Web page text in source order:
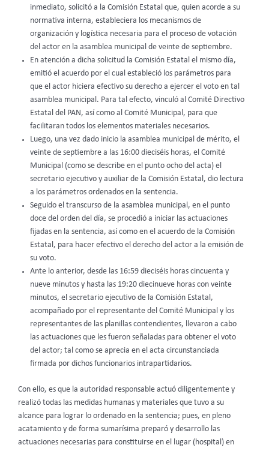
inmediato, solicitó a la Comisión Estatal que, quien acorde a su
normativa interna, estableciera los mecanismos de
organización y logística necesaria para el proceso de votación
del actor en la asamblea municipal de veinte de septiembre.
En atención a dicha solicitud la Comisión Estatal el mismo día,
emitió el acuerdo por el cual estableció los parámetros para
que el actor hiciera efectivo su derecho a ejercer el voto en tal
asamblea municipal. Para tal efecto, vinculó al Comité Directivo
Estatal del PAN, así como al Comité Municipal, para que
facilitaran todos los elementos materiales necesarios.
Luego, una vez dado inicio la asamblea municipal de mérito, el
veinte de septiembre a las 16:00 dieciséis horas, el Comité
Municipal (como se describe en el punto ocho del acta) el
secretario ejecutivo y auxiliar de la Comisión Estatal, dio lectura
a los parámetros ordenados en la sentencia.
Seguido el transcurso de la asamblea municipal, en el punto
doce del orden del día, se procedió a iniciar las actuaciones
fijadas en la sentencia, así como en el acuerdo de la Comisión
Estatal, para hacer efectivo el derecho del actor a la emisión de
su voto.
Ante lo anterior, desde las 16:59 dieciséis horas cincuenta y
nueve minutos y hasta las 19:20 diecinueve horas con veinte
minutos, el secretario ejecutivo de la Comisión Estatal,
acompañado por el representante del Comité Municipal y los
representantes de las planillas contendientes, llevaron a cabo
las actuaciones que les fueron señaladas para obtener el voto
del actor; tal como se aprecia en el acta circunstanciada
firmada por dichos funcionarios intrapartidarios.
Con ello, es que la autoridad responsable actuó diligentemente y
realizó todas las medidas humanas y materiales que tuvo a su
alcance para lograr lo ordenado en la sentencia; pues, en pleno
acatamiento y de forma sumarísima preparó y desarrollo las
actuaciones necesarias para constituirse en el lugar (hospital) en